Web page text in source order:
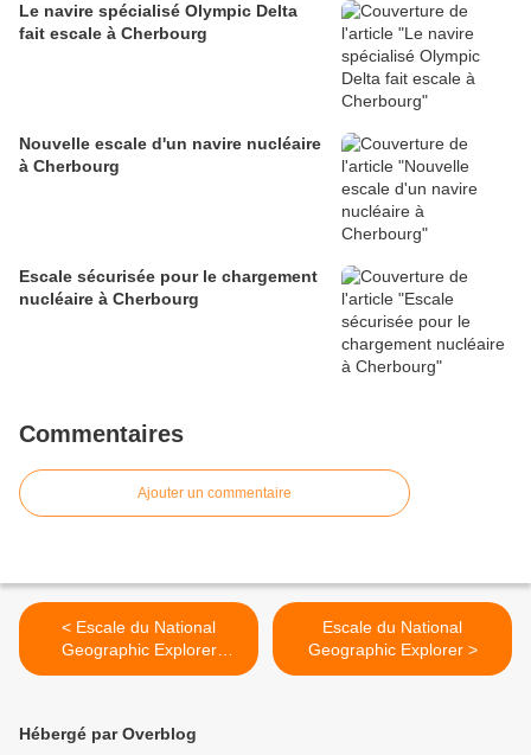
Le navire spécialisé Olympic Delta
fait escale à Cherbourg
Nouvelle escale d'un navire nucléaire
à Cherbourg
Escale sécurisée pour le chargement
nucléaire à Cherbourg
Commentaires
Ajouter un commentaire
< Escale du National
Geographic Explorer
aujourd'hui
Escale du National
Geographic Explorer >
Hébergé par Overblog